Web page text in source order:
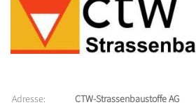
Adresse:
CTW-Strassenbaustoffe AG